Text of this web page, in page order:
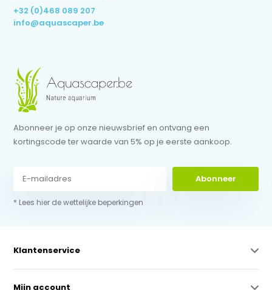
+32 (0)468 089 207
info@aquascaper.be
Abonneer je op onze nieuwsbrief en ontvang een
kortingscode ter waarde van 5% op je eerste aankoop.
Abonneer
* Lees hier de wettelijke beperkingen
Klantenservice
Mijn account